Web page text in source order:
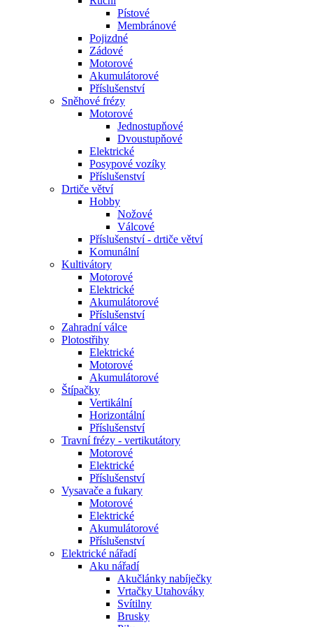
Pístové
Membránové
Pojizdné
Zádové
Motorové
Akumulátorové
Příslušenství
Sněhové frézy
Motorové
Jednostupňové
Dvoustupňové
Elektrické
Posypové vozíky
Příslušenství
Drtiče větví
Hobby
Nožové
Válcové
Příslušenství - drtiče větví
Komunální
Kultivátory
Motorové
Elektrické
Akumulátorové
Příslušenství
Zahradní válce
Plotostřihy
Elektrické
Motorové
Akumulátorové
Štípačky
Vertikální
Horizontální
Příslušenství
Travní frézy - vertikutátory
Motorové
Elektrické
Příslušenství
Vysavače a fukary
Motorové
Elektrické
Akumulátorové
Příslušenství
Elektrické nářadí
Aku nářadí
Akučlánky nabíječky
Vrtačky Utahováky
Svítilny
Brusky